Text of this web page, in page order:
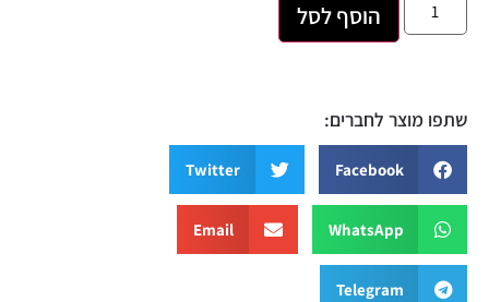
הוסף לסל
מוצר לחברים:
Facebook
Twitter
WhatsApp
Email
Telegram